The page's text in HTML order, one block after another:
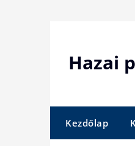
Hazai
Kezdőlap